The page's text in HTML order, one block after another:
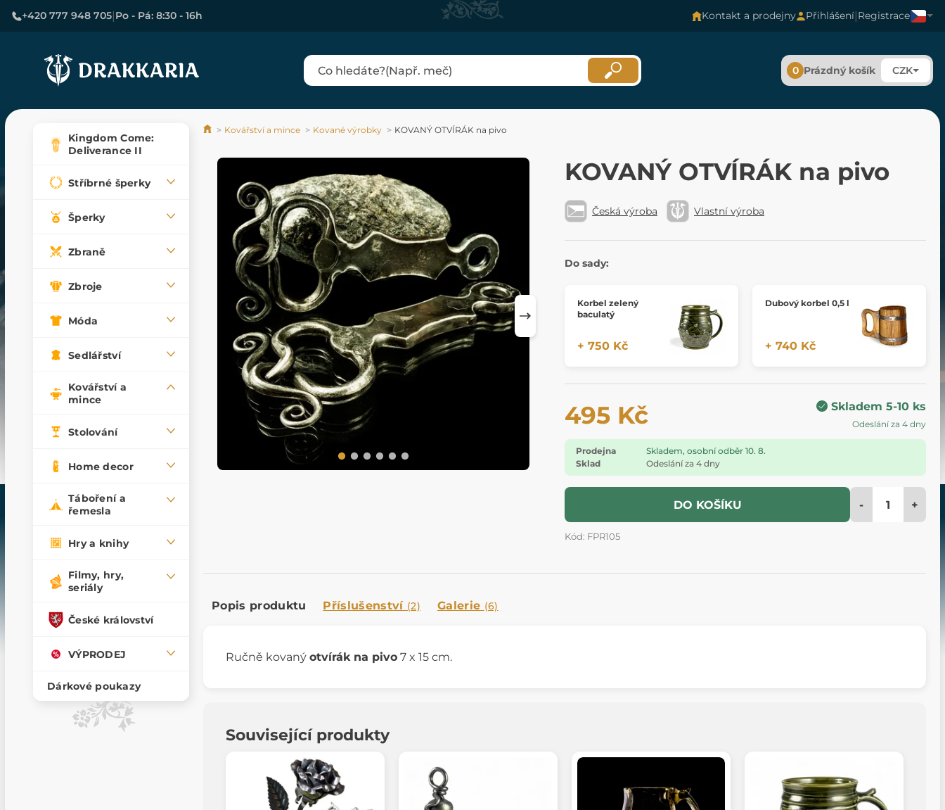
+420 777 948 705|Po - Pá: 8:30 - 16h Kontakt a prodejny Přihlášení|Registrace
0 Prázdný košík CZK
Kingdom Come:
Deliverance II
Stříbrné šperky
Šperky
Zbraně
Zbroje
Móda
Sedlářství
Kovářství a
mince
Stolování
Home decor
Táboření a
řemesla
Hry a knihy
Filmy, hry,
seriály
České království
VÝPRODEJ
Dárkové poukazy
Kovářství a mince Kované výrobky KOVANÝ OTVÍRÁK na pivo
KOVANÝ OTVÍRÁK na pivo
Česká výroba Vlastní výroba
Do sady:
Korbel zelený
baculatý
+ 750 Kč
Dubový korbel 0,5 l
+ 740 Kč
495 Kč Skladem 5-10 ks
Odeslání za 4 dny
Prodejna
Skladem, osobní odběr 10. 8.
Sklad
Odeslání za 4 dny
DO KOŠÍKU - +
Kód: FPR105
Popis produktu Příslušenství (2) Galerie (6)
Ručně kovaný otvírák na pivo 7 x 15 cm.
Související produkty